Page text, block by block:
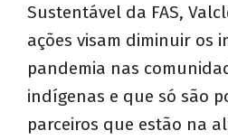
Sustentável da FAS,
ações visam diminuir os
pandemia nas
indígenas e que só são
parceiros que estão na